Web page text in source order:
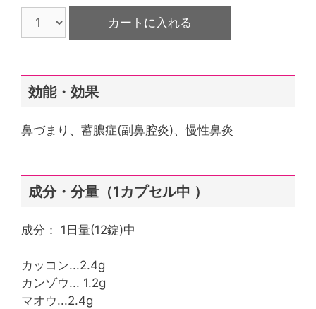
効能・効果
鼻づまり、蓄膿症(副鼻腔炎)、慢性鼻炎
成分・分量（1カプセル中 ）
成分： 1日量(12錠)中
カッコン...2.4g
カンゾウ... 1.2g
マオウ...2.4g